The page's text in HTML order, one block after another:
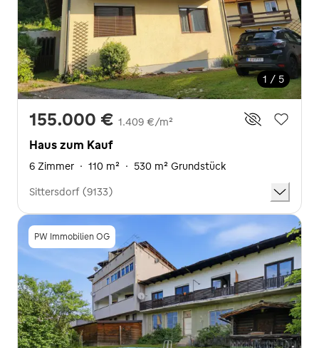
1 / 5
155.000 € 1.409 €/m²
Haus zum Kauf
6 Zimmer · 110 m² · 530 m² Grundstück
Sittersdorf (9133)
PW Immobilien OG